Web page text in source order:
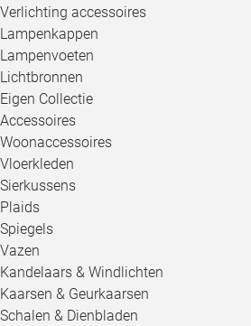
Verlichting accessoires
Lampenkappen
Lampenvoeten
Lichtbronnen
Eigen Collectie
Accessoires
Woonaccessoires
Vloerkleden
Sierkussens
Plaids
Spiegels
Vazen
Kandelaars & Windlichten
Kaarsen & Geurkaarsen
Schalen & Dienbladen